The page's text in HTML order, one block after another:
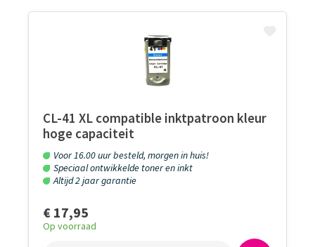
CL-41 XL compatible inktpatroon kleur
hoge capaciteit
Voor 16.00 uur besteld, morgen in huis!
Speciaal ontwikkelde toner en inkt
Altijd 2 jaar garantie
€ 17,95
Op voorraad